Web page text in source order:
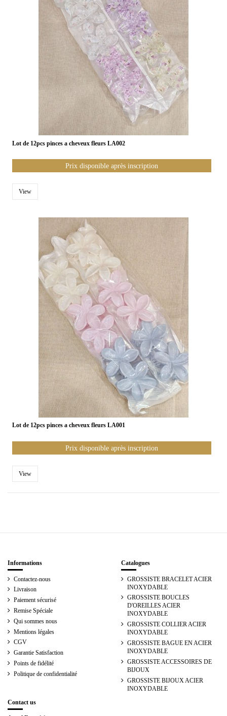
Lot de 12pcs pinces a cheveux fleurs LA002
Prix disponible après inscription
View
Lot de 12pcs pinces a cheveux fleurs LA001
Prix disponible après inscription
View
Informations
Contactez-nous
Livraison
Paiement sécurisé
Remise Spéciale
Qui sommes nous
Mentions légales
CGV
Garantie Satisfaction
Points de fidélité
Politique de confidentialité
Catalogues
GROSSISTE BRACELET ACIER
INOXYDABLE
GROSSISTE BOUCLES
D'OREILLES ACIER
INOXYDABLE
GROSSISTE COLLIER ACIER
INOXYDABLE
GROSSISTE BAGUE EN ACIER
INOXYDABLE
GROSSISTE ACCESSOIRES DE
BIJOUX
GROSSISTE BIJOUX ACIER
INOXYDABLE
Contact us